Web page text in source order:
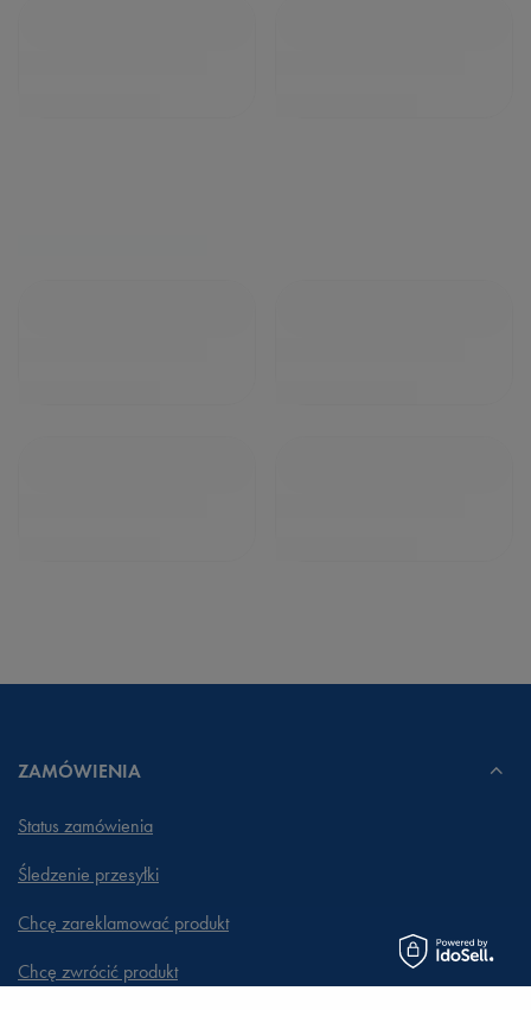
ZAMÓWIENIA
Status zamówienia
Śledzenie przesyłki
Chcę zareklamować produkt
Chcę zwrócić produkt